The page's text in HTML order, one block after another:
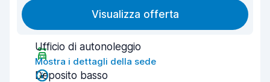
Visualizza offerta
Ufficio di autonoleggio
Mostra i dettagli della sede
Deposito basso